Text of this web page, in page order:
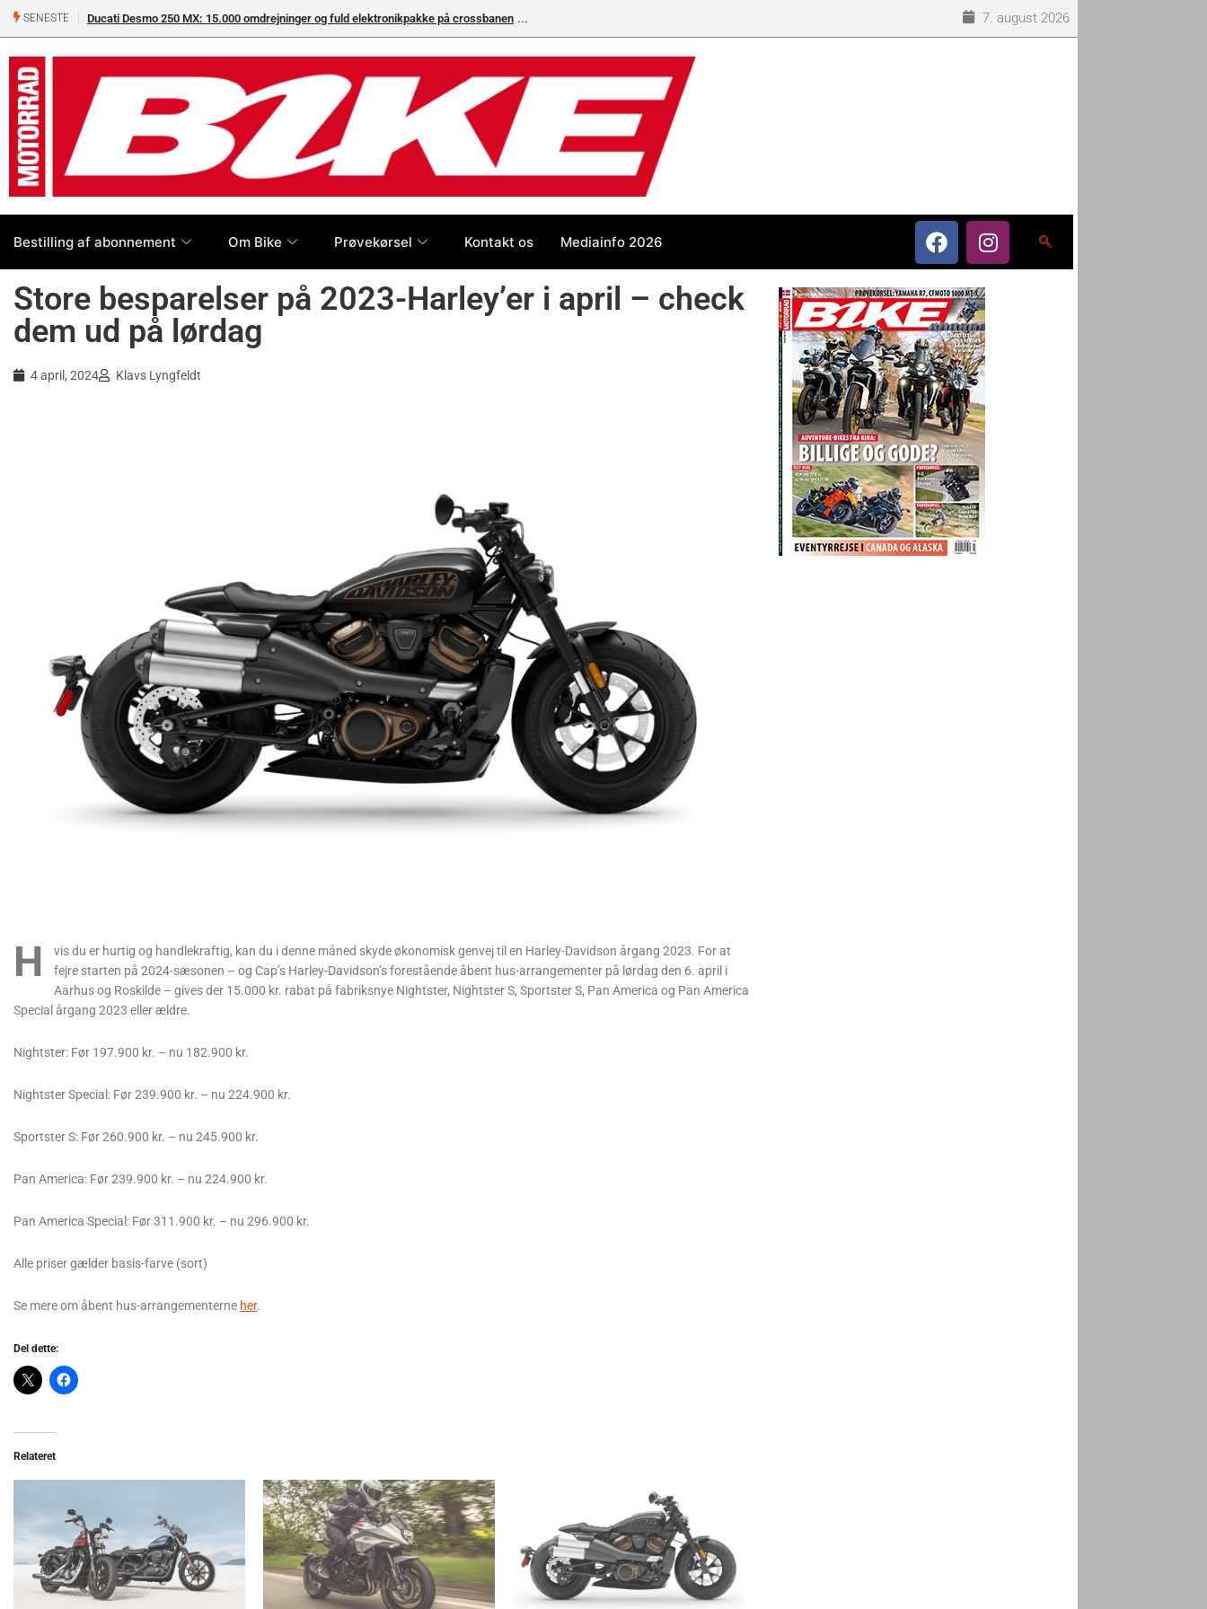
SENESTE Ducati Desmo 250 MX: 15.000 omdrejninger og fuld elektronikpakke på crossbanen 7. august 2026
Bestilling af abonnement Om Bike Prøvekørsel Kontakt os Mediainfo 2026
Store besparelser på 2023-Harley’er i april – check
dem ud på lørdag
4 april, 2024 Klavs Lyngfeldt
H
vis du er hurtig og handlekraftig, kan du i denne måned skyde økonomisk genvej til en Harley-Davidson årgang 2023. For at
fejre starten på 2024-sæsonen – og Cap’s Harley-Davidson’s forestående åbent hus-arrangementer på lørdag den 6. april i
Aarhus og Roskilde – gives der 15.000 kr. rabat på fabriksnye Nightster, Nightster S, Sportster S, Pan America og Pan America
Special årgang 2023 eller ældre.
Nightster: Før 197.900 kr. – nu 182.900 kr.
Nightster Special: Før 239.900 kr. – nu 224.900 kr.
Sportster S: Før 260.900 kr. – nu 245.900 kr.
Pan America: Før 239.900 kr. – nu 224.900 kr.
Pan America Special: Før 311.900 kr. – nu 296.900 kr.
Alle priser gælder basis-farve (sort)
Se mere om åbent hus-arrangementerne her.
Del dette:
Relateret